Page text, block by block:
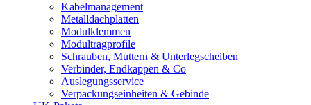
Kabelmanagement
Metalldachplatten
Modulklemmen
Modultragprofile
Schrauben, Muttern & Unterlegscheiben
Verbinder, Endkappen & Co
Auslegungsservice
Verpackungseinheiten & Gebinde